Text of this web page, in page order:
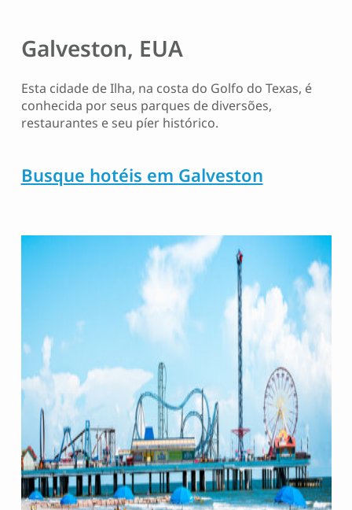
Galveston, EUA
Esta cidade de Ilha, na costa do Golfo do Texas, é
conhecida por seus parques de diversões,
restaurantes e seu píer histórico.
Busque hotéis em Galveston